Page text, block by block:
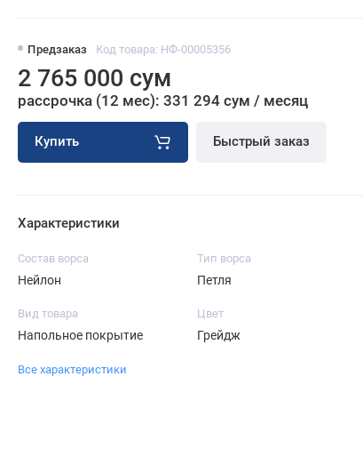
Предзаказ Код товара: НФ-00005356
2 765 000 сум
рассрочка (12 мес): 331 294 сум / месяц
Купить Быстрый заказ
Характеристики
Состав ворса
Нейлон
Тип ворса
Петля
Вид товара
Напольное покрытие
Цвет
Грейдж
Все характеристики